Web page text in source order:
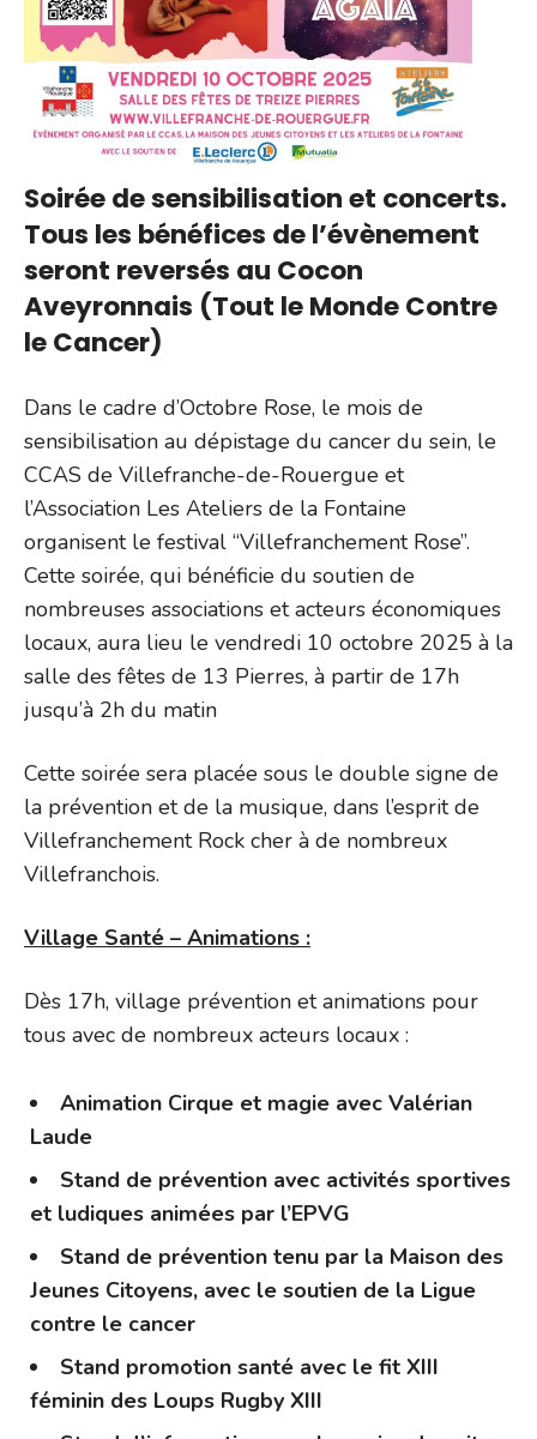
Soirée de sensibilisation et concerts.
Tous les bénéfices de l’évènement
seront reversés au Cocon
Aveyronnais (Tout le Monde Contre
le Cancer)
Dans le cadre d’Octobre Rose, le mois de
sensibilisation au dépistage du cancer du sein, le
CCAS de Villefranche-de-Rouergue et
l’Association Les Ateliers de la Fontaine
organisent le festival “Villefranchement Rose”.
Cette soirée, qui bénéficie du soutien de
nombreuses associations et acteurs économiques
locaux, aura lieu le vendredi 10 octobre 2025 à la
salle des fêtes de 13 Pierres, à partir de 17h
jusqu’à 2h du matin
Cette soirée sera placée sous le double signe de
la prévention et de la musique, dans l’esprit de
Villefranchement Rock cher à de nombreux
Villefranchois.
Village Santé – Animations :
Dès 17h, village prévention et animations pour
tous avec de nombreux acteurs locaux :
Animation Cirque et magie avec Valérian
Laude
Stand de prévention avec activités sportives
et ludiques animées par l’EPVG
Stand de prévention tenu par la Maison des
Jeunes Citoyens, avec le soutien de la Ligue
contre le cancer
Stand promotion santé avec le fit XIII
féminin des Loups Rugby XIII